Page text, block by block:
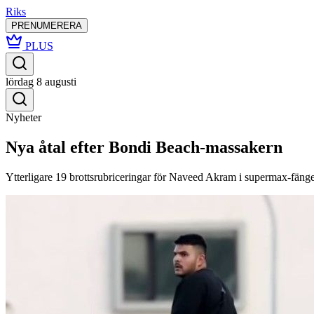
Riks
PRENUMERERA
PLUS
lördag 8 augusti
Nyheter
Nya åtal efter Bondi Beach-massakern
Ytterligare 19 brottsrubriceringar för Naveed Akram i